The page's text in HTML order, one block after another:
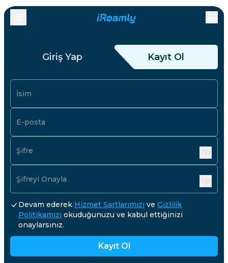
Giriş Yap Kayıt Ol
İsim
E-posta
Şifre
Şifreyi Onayla
Devam ederek Hizmet Şartlarımızı ve Gizlilik
Politikamızı okuduğunuzu ve kabul ettiğinizi
onaylarsınız.
Kayıt Ol